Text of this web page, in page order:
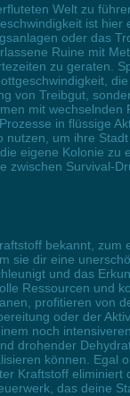
Welt zu
ist
oder das
Ruine mit
zu geraten.
von Treibgut,
mit
in flüssige
um ihre
eigene Kolonie zu
Survival-
bekannt, zum
sie dir eine
und das
Ressourcen und
profitieren von
oder der
noch
drohender
können. Egal
Kraftstoff
das deine